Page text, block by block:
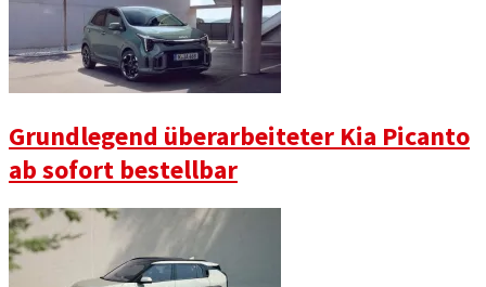
Grundlegend überarbeiteter Kia Picanto
ab sofort bestellbar